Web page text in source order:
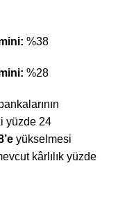
%38
%28
yüzde 24
yükselmesi
kârlılık yüzde